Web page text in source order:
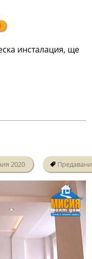
инсталация, ще
2020